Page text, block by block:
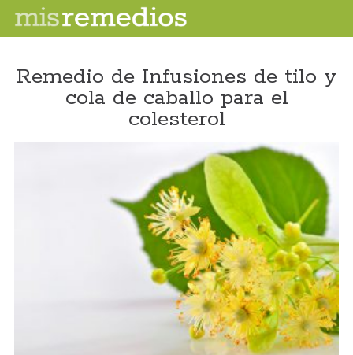
Remedio de Infusiones de tilo y
cola de caballo para el
colesterol